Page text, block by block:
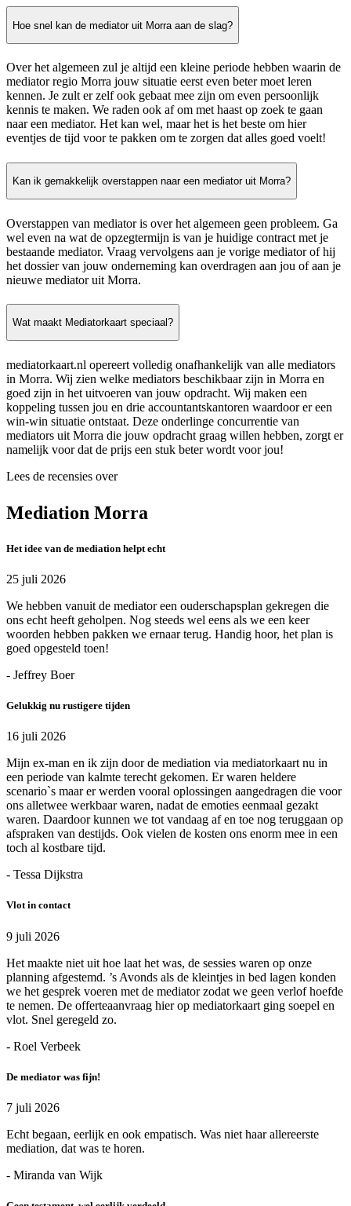
Hoe snel kan de mediator uit Morra aan de slag?
Over het algemeen zul je altijd een kleine periode hebben waarin de
mediator regio Morra jouw situatie eerst even beter moet leren
kennen. Je zult er zelf ook gebaat mee zijn om even persoonlijk
kennis te maken. We raden ook af om met haast op zoek te gaan
naar een mediator. Het kan wel, maar het is het beste om hier
eventjes de tijd voor te pakken om te zorgen dat alles goed voelt!
Kan ik gemakkelijk overstappen naar een mediator uit Morra?
Overstappen van mediator is over het algemeen geen probleem. Ga
wel even na wat de opzegtermijn is van je huidige contract met je
bestaande mediator. Vraag vervolgens aan je vorige mediator of hij
het dossier van jouw onderneming kan overdragen aan jou of aan je
nieuwe mediator uit Morra.
Wat maakt Mediatorkaart speciaal?
mediatorkaart.nl opereert volledig onafhankelijk van alle mediators
in Morra. Wij zien welke mediators beschikbaar zijn in Morra en
goed zijn in het uitvoeren van jouw opdracht. Wij maken een
koppeling tussen jou en drie accountantskantoren waardoor er een
win-win situatie ontstaat. Deze onderlinge concurrentie van
mediators uit Morra die jouw opdracht graag willen hebben, zorgt er
namelijk voor dat de prijs een stuk beter wordt voor jou!
Lees de recensies over
Mediation Morra
Het idee van de mediation helpt echt
25 juli 2026
We hebben vanuit de mediator een ouderschapsplan gekregen die
ons echt heeft geholpen. Nog steeds wel eens als we een keer
woorden hebben pakken we ernaar terug. Handig hoor, het plan is
goed opgesteld toen!
- Jeffrey Boer
Gelukkig nu rustigere tijden
16 juli 2026
Mijn ex-man en ik zijn door de mediation via mediatorkaart nu in
een periode van kalmte terecht gekomen. Er waren heldere
scenario`s maar er werden vooral oplossingen aangedragen die voor
ons alletwee werkbaar waren, nadat de emoties eenmaal gezakt
waren. Daardoor kunnen we tot vandaag af en toe nog teruggaan op
afspraken van destijds. Ook vielen de kosten ons enorm mee in een
toch al kostbare tijd.
- Tessa Dijkstra
Vlot in contact
9 juli 2026
Het maakte niet uit hoe laat het was, de sessies waren op onze
planning afgestemd. ’s Avonds als de kleintjes in bed lagen konden
we het gesprek voeren met de mediator zodat we geen verlof hoefde
te nemen. De offerteaanvraag hier op mediatorkaart ging soepel en
vlot. Snel geregeld zo.
- Roel Verbeek
De mediator was fijn!
7 juli 2026
Echt begaan, eerlijk en ook empatisch. Was niet haar allereerste
mediation, dat was te horen.
- Miranda van Wijk